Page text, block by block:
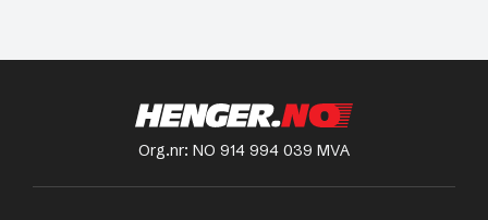
Org.nr: NO 914 994 039 MVA